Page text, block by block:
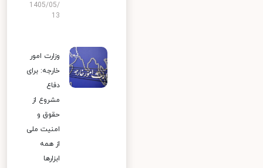
1405/05/
13
وزارت امور
خارجه: برای
دفاع
مشروع از
حقوق و
امنیت ملی
از همه
ابزارها